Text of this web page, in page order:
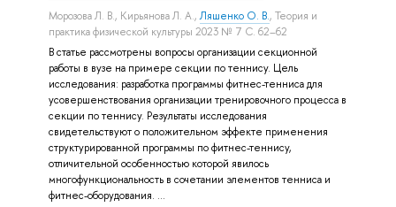
Морозова Л. В., Кирьянова Л. А.,Ляшенко О. В., Теория и
практика физической культуры 2023 № 7 С. 62–62
В статье рассмотрены вопросы организации секционной
работы в вузе на примере секции по теннису. Цель
исследования: разработка программы фитнес-тенниса для
усовершенствования организации тренировочного процесса в
секции по теннису. Результаты исследования
свидетельствуют о положительном эффекте применения
структурированной программы по фитнес-теннису,
отличительной особенностью которой явилось
многофункциональность в сочетании элементов тенниса и
фитнес-оборудования. ...